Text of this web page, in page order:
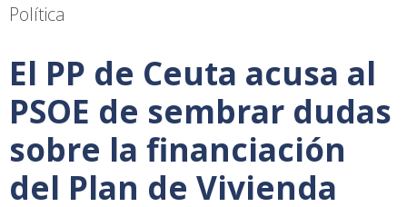
Política
El PP de Ceuta acusa al
PSOE de sembrar dudas
sobre la financiación
del Plan de Vivienda